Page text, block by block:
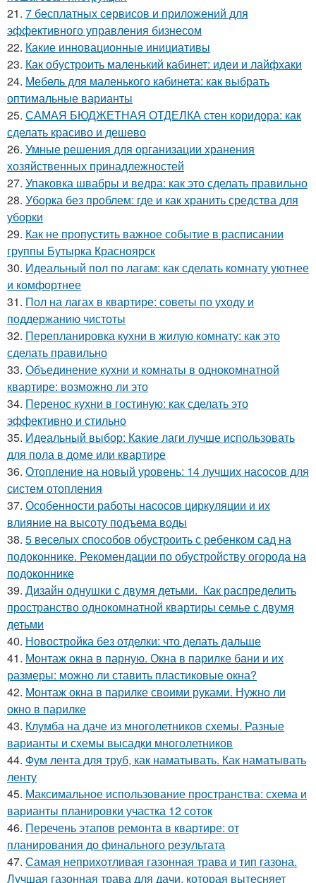
21. 7 бесплатных сервисов и приложений для
эффективного управления бизнесом
22. Какие инновационные инициативы
23. Как обустроить маленький кабинет: идеи и лайфхаки
24. Мебель для маленького кабинета: как выбрать
оптимальные варианты
25. САМАЯ БЮДЖЕТНАЯ ОТДЕЛКА стен коридора: как
сделать красиво и дешево
26. Умные решения для организации хранения
хозяйственных принадлежностей
27. Упаковка швабры и ведра: как это сделать правильно
28. Уборка без проблем: где и как хранить средства для
уборки
29. Как не пропустить важное событие в расписании
группы Бутырка Красноярск
30. Идеальный пол по лагам: как сделать комнату уютнее
и комфортнее
31. Пол на лагах в квартире: советы по уходу и
поддержанию чистоты
32. Перепланировка кухни в жилую комнату: как это
сделать правильно
33. Объединение кухни и комнаты в однокомнатной
квартире: возможно ли это
34. Перенос кухни в гостиную: как сделать это
эффективно и стильно
35. Идеальный выбор: Какие лаги лучше использовать
для пола в доме или квартире
36. Отопление на новый уровень: 14 лучших насосов для
систем отопления
37. Особенности работы насосов циркуляции и их
влияние на высоту подъема воды
38. 5 веселых способов обустроить с ребенком сад на
подоконнике. Рекомендации по обустройству огорода на
подоконнике
39. Дизайн однушки с двумя детьми. Как распределить
пространство однокомнатной квартиры семье с двумя
детьми
40. Новостройка без отделки: что делать дальше
41. Монтаж окна в парную. Окна в парилке бани и их
размеры: можно ли ставить пластиковые окна?
42. Монтаж окна в парилке своими руками. Нужно ли
окно в парилке
43. Клумба на даче из многолетников схемы. Разные
варианты и схемы высадки многолетников
44. Фум лента для труб, как наматывать. Как наматывать
ленту
45. Максимальное использование пространства: схема и
варианты планировки участка 12 соток
46. Перечень этапов ремонта в квартире: от
планирования до финального результата
47. Самая неприхотливая газонная трава и тип газона.
Лучшая газонная трава для дачи, которая вытесняет